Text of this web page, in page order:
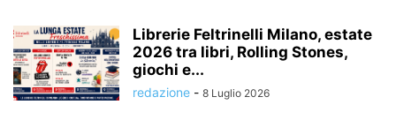
Librerie Feltrinelli Milano, estate
2026 tra libri, Rolling Stones,
giochi e...
redazione - 8 Luglio 2026